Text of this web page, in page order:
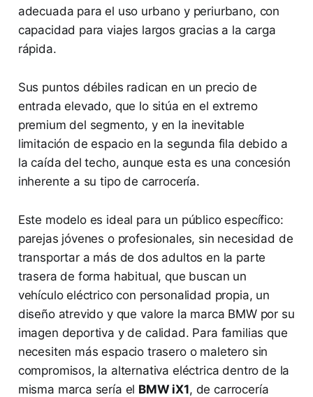
adecuada para el uso urbano y periurbano, con
capacidad para viajes largos gracias a la carga
rápida.
Sus puntos débiles radican en un precio de
entrada elevado, que lo sitúa en el extremo
premium del segmento, y en la inevitable
limitación de espacio en la segunda fila debido a
la caída del techo, aunque esta es una concesión
inherente a su tipo de carrocería.
Este modelo es ideal para un público específico:
parejas jóvenes o profesionales, sin necesidad de
transportar a más de dos adultos en la parte
trasera de forma habitual, que buscan un
vehículo eléctrico con personalidad propia, un
diseño atrevido y que valore la marca BMW por su
imagen deportiva y de calidad. Para familias que
necesiten más espacio trasero o maletero sin
compromisos, la alternativa eléctrica dentro de la
misma marca sería el BMW iX1, de carrocería